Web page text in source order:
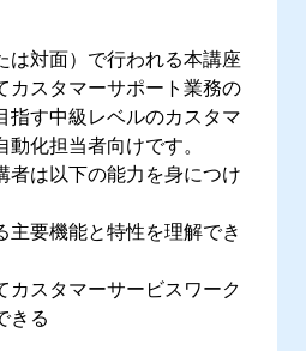
は対面）で行われる本講座
スタマーサポート業務の
指す中級レベルのカスタマ
化担当者向けです。
者は以下の能力を身につけ
要機能と特性を理解でき
スタマーサービスワーク
きる